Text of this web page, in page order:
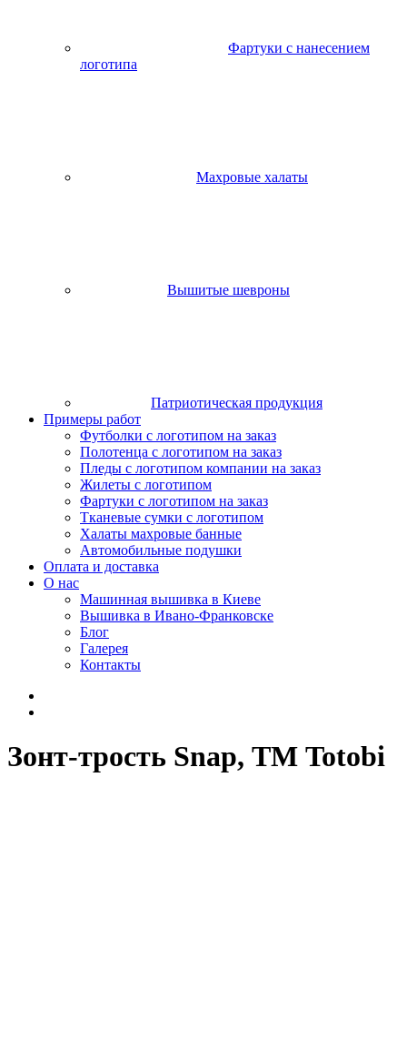
Фартуки с нанесением
логотипа
Махровые халаты
Вышитые шевроны
Патриотическая продукция
Примеры работ
Футболки с логотипом на заказ
Полотенца с логотипом на заказ
Пледы с логотипом компании на заказ
Жилеты с логотипом
Фартуки с логотипом на заказ
Тканевые сумки с логотипом
Халаты махровые банные
Автомобильные подушки
Оплата и доставка
О нас
Машинная вышивка в Киеве
Вышивка в Ивано-Франковске
Блог
Галерея
Контакты
Зонт-трость Snap, ТМ Totobi